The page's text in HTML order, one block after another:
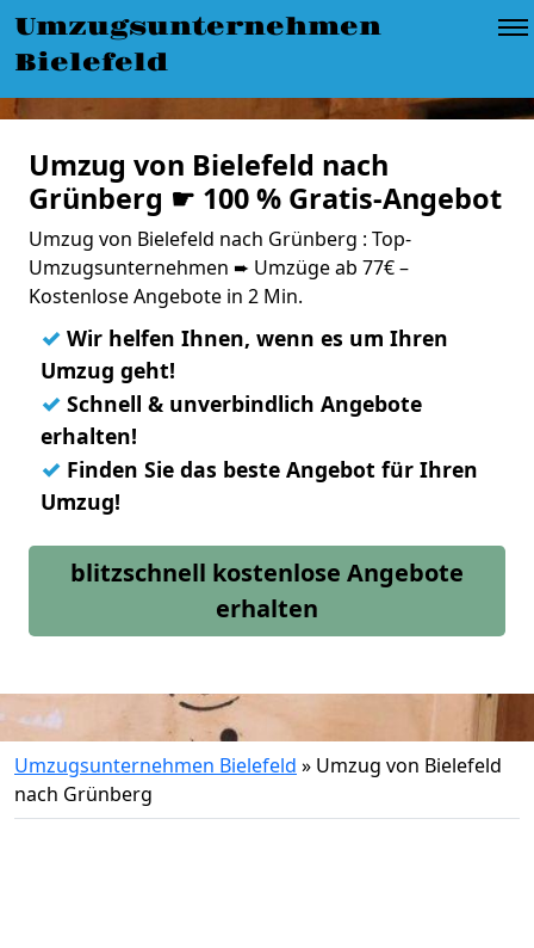
Umzugsunternehmen
Bielefeld
Umzug von Bielefeld nach
Grünberg ☛ 100 % Gratis-Angebot
Umzug von Bielefeld nach Grünberg : Top-
Umzugsunternehmen ➨ Umzüge ab 77€ –
Kostenlose Angebote in 2 Min.
✓ Wir helfen Ihnen, wenn es um Ihren
Umzug geht!
✓ Schnell & unverbindlich Angebote
erhalten!
✓ Finden Sie das beste Angebot für Ihren
Umzug!
blitzschnell kostenlose Angebote
erhalten
Umzugsunternehmen Bielefeld » Umzug von Bielefeld
nach Grünberg